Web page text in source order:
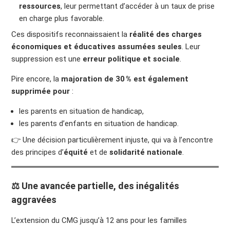
ressources, leur permettant d’accéder à un taux de prise
en charge plus favorable.
Ces dispositifs reconnaissaient la réalité des charges
économiques et éducatives assumées seules. Leur
suppression est une erreur politique et sociale.
Pire encore, la majoration de 30 % est également
supprimée pour:
les parents en situation de handicap,
les parents d’enfants en situation de handicap.
👉 Une décision particulièrement injuste, qui va à l’encontre
des principes d’équité et de solidarité nationale
⚖️ Une avancée partielle, des inégalités
aggravées
L’extension du CMG jusqu’à 12 ans pour les familles